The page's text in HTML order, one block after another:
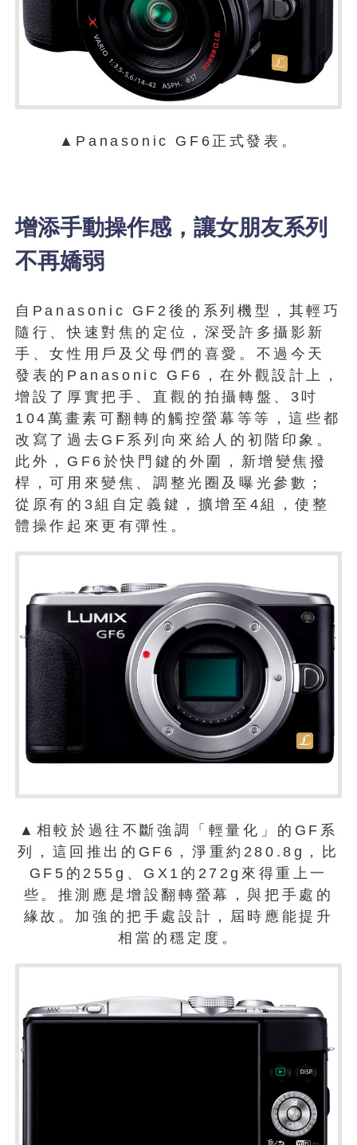
▲Panasonic GF6正式發表。
增添手動操作感，讓女朋友系列
不再嬌弱
自Panasonic GF2後的系列機型，其輕巧
隨行、快速對焦的定位，深受許多攝影新
手、女性用戶及父母們的喜愛。不過今天
發表的Panasonic GF6，在外觀設計上，
增設了厚實把手、直觀的拍攝轉盤、3吋
104萬畫素可翻轉的觸控螢幕等等，這些都
改寫了過去GF系列向來給人的初階印象。
此外，GF6於快門鍵的外圍，新增變焦撥
桿，可用來變焦、調整光圈及曝光參數；
從原有的3組自定義鍵，擴增至4組，使整
體操作起來更有彈性。
▲相較於過往不斷強調「輕量化」的GF系
列，這回推出的GF6，淨重約280.8g，比
GF5的255g、GX1的272g來得重上一
些。推測應是增設翻轉螢幕，與把手處的
緣故。加強的把手處設計，屆時應能提升
相當的穩定度。